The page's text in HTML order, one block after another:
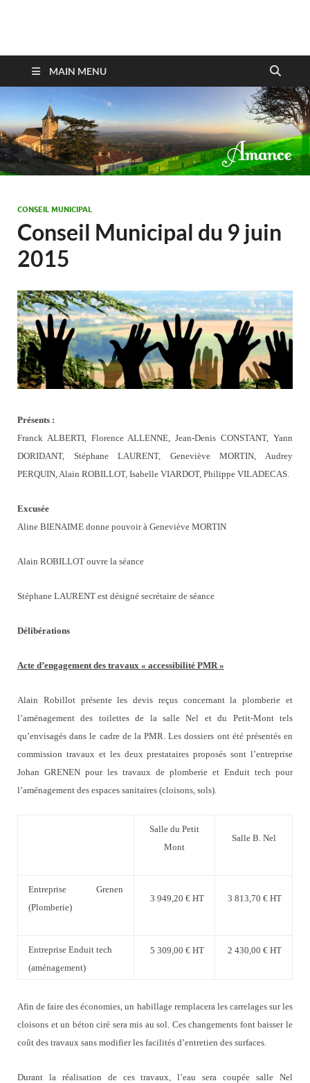
Amance
MAIN MENU
CONSEIL MUNICIPAL
Conseil Municipal du 9 juin
2015
Présents :
Franck ALBERTI, Florence ALLENNE, Jean-Denis CONSTANT, Yann
DORIDANT, Stéphane LAURENT, Geneviève MORTIN, Audrey
PERQUIN, Alain ROBILLOT, Isabelle VIARDOT, Philippe VILADECAS.
Excusée
Aline BIENAIME donne pouvoir à Geneviève MORTIN
Alain ROBILLOT ouvre la séance
Stéphane LAURENT est désigné secrétaire de séance
Délibérations
Acte d’engagement des travaux « accessibilité PMR »
Alain Robillot présente les devis reçus concernant la plomberie et
l’aménagement des toilettes de la salle Nel et du Petit-Mont tels
qu’envisagés dans le cadre de la PMR. Les dossiers ont été présentés en
commission travaux et les deux prestataires proposés sont l’entreprise
Johan GRENEN pour les travaux de plomberie et Enduit tech pour
l’aménagement des espaces sanitaires (cloisons, sols).
Salle du Petit
Mont
Salle B. Nel
Entreprise Grenen
(Plomberie)
3 949,20 € HT 3 813,70 € HT
Entreprise Enduit tech
(aménagement)
5 309,00 € HT 2 430,00 € HT
Afin de faire des économies, un habillage remplacera les carrelages sur les
cloisons et un béton ciré sera mis au sol. Ces changements font baisser le
coût des travaux sans modifier les facilités d’entretien des surfaces.
Durant la réalisation de ces travaux, l’eau sera coupée salle Nel